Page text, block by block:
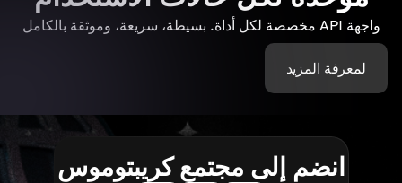
واجهة API مخصصة لكل أداة. بسيطة، سريعة، وموثقة بالكامل
لمعرفة المزيد
انضم إلى مجتمع كريبتوموس